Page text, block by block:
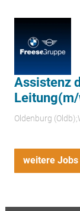
Assistenz
Oldenburg
weitere Jobs